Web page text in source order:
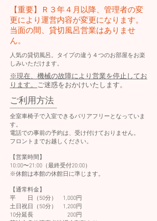
【重要】Ｒ３年４月以降、管理者の変
更により運営内容が変更になります。
当面の間、貸切風呂営業はありませ
ん。
人気の貸切風呂。タイプの違う４つのお部屋をお楽
しみいただけます。
※現在、機械の故障により営業を停止してお
ります。
ご迷惑をおかけいたします。
​ご利用方法
全室車椅子で入室できるバリアフリーとなっていま
す。
電話での事前の予約は、受け付けておりません。
フロントまでお越しください。
【営業時間】
10:00〜21:00（最終受付20:00）
※休館は本館の休館日に準じます。
【通常料金】
平 日（50分） 1,000円
土日祝日（50分） 1,200円
​10分延長 200円